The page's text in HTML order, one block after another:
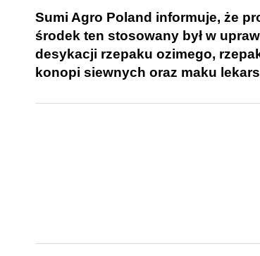
Sumi Agro Poland informuje, że
środek ten stosowany był w
desykacji rzepaku ozimego,
konopi siewnych oraz maku